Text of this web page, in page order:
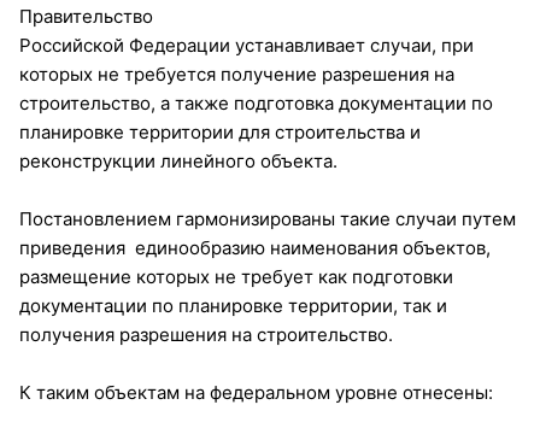
Правительство
Российской Федерации устанавливает случаи, при
которых не требуется получение разрешения на
строительство, а также подготовка документации по
планировке территории для строительства и
реконструкции линейного объекта.
Постановлением гармонизированы такие случаи путем
приведения единообразию наименования объектов,
размещение которых не требует как подготовки
документации по планировке территории, так и
получения разрешения на строительство.
К таким объектам на федеральном уровне отнесены: